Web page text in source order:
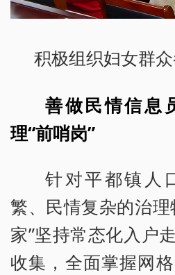
积极组织妇女群
善做民情信息
理“前哨岗”
针对平都镇人
繁、民情复杂的治
家”坚持常态化入户
收集，全面掌握网